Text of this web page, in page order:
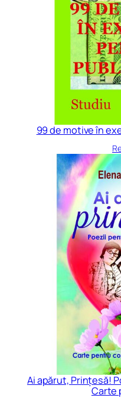
99 de motive în
Ai apărut, Prințesă!
Carte